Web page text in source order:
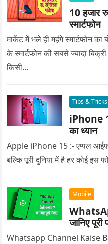
10 हजार
स्मार्टफोन
मार्केट में भले ही महंगे स्मार्टफोन
के स्मार्टफोन की सबसे ज्यादा
किसी…
Tips & Tricks
iPhone
का ध्यान
Apple iPhone 15 :- एप्पल
बल्कि पूरी दुनिया में है हर कोई इस
Mobile
जानिए
Whatsapp Channel Kaise